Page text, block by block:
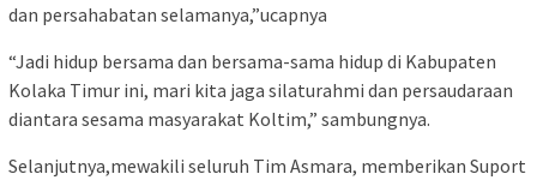
dan persahabatan selamanya,”ucapnya
“Jadi hidup bersama dan bersama-sama hidup di Kabupaten
Kolaka Timur ini, mari kita jaga silaturahmi dan persaudaraan
diantara sesama masyarakat Koltim,” sambungnya.
Selanjutnya,mewakili seluruh Tim Asmara, memberikan Suport